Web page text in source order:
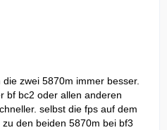
zwei 5870m immer besser.
bf bc2 oder allen anderen
selbst die fps auf dem
den beiden 5870m bei bf3